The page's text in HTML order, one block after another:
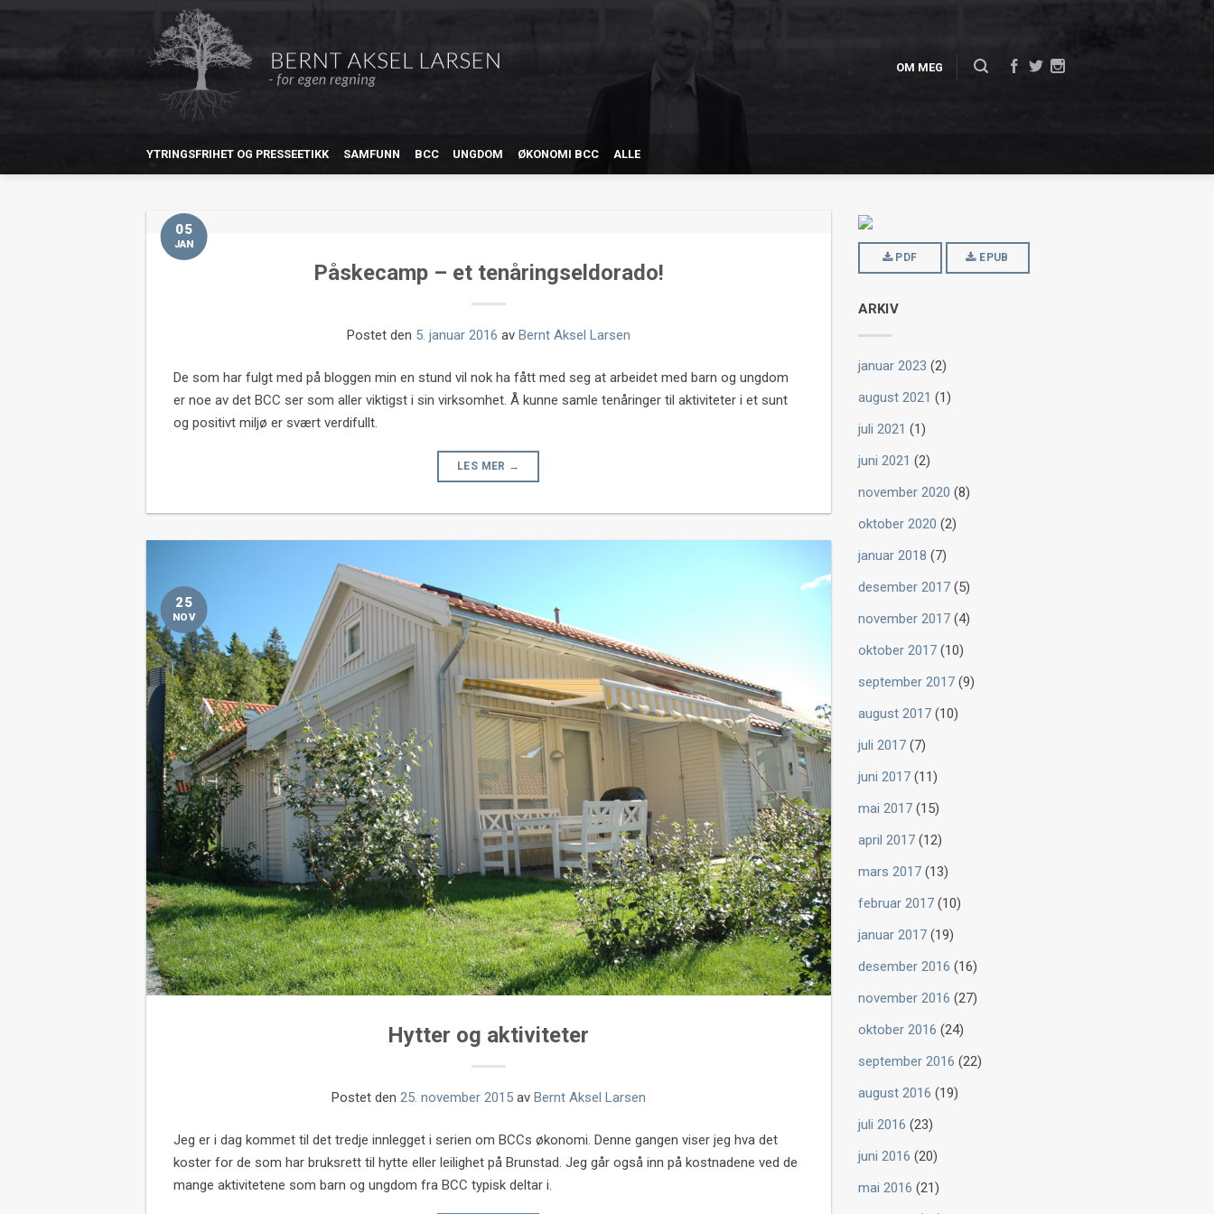
OM MEG
YTRINGSFRIHET OG PRESSEETIKK SAMFUNN BCC UNGDOM ØKONOMI BCC ALLE
05
JAN
Påskecamp – et tenåringseldorado!
Postet den 5. januar 2016 av Bernt Aksel Larsen
De som har fulgt med på bloggen min en stund vil nok ha fått med seg at arbeidet med barn og ungdom
er noe av det BCC ser som aller viktigst i sin virksomhet. Å kunne samle tenåringer til aktiviteter i et sunt
og positivt miljø er svært verdifullt.
LES MER →
25
NOV
Hytter og aktiviteter
Postet den 25. november 2015av Bernt Aksel Larsen
Jeg er i dag kommet til det tredje innlegget i serien om BCCs økonomi. Denne gangen viser jeg hva det
koster for de som har bruksrett til hytte eller leilighet på Brunstad. Jeg går også inn på kostnadene ved de
mange aktivitetene som barn og ungdom fra BCC typisk deltar i.
PDF EPUB
ARKIV
januar 2023 (2)
august 2021 (1)
juli 2021 (1)
juni 2021 (2)
november 2020 (8)
oktober 2020 (2)
januar 2018 (7)
desember 2017(5)
november 2017(4)
oktober 2017(10)
september 2017(9)
august 2017(10)
juli 2017(7)
juni 2017(11)
mai 2017(15)
april 2017(12)
mars 2017(13)
februar 2017(10)
januar 2017(19)
desember 2016 (16)
november 2016 (27)
oktober 2016 (24)
september 2016 (22)
august 2016 (19)
juli 2016 (23)
juni 2016 (20)
mai 2016 (21)